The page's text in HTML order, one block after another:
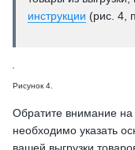
инструкции (рис. 4,
Рисунок 4.
Обратите внимание на
необходимо указать